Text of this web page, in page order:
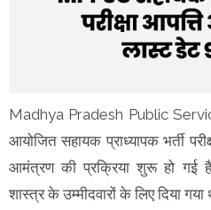
Madhya Pradesh Public
आयोजित सहायक प्राध्यापक भर्ती
आमंत्रण की प्रक्रिया शुरू हो गई
शास्त्र के उम्मीदवारों के लिए दिया